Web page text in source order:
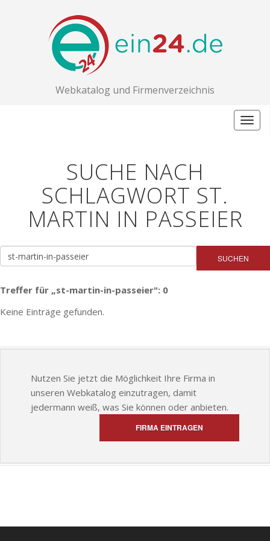
Webkatalog und Firmenverzeichnis
SUCHE NACH
SCHLAGWORT ST.
MARTIN IN PASSEIER
SUCHEN
Treffer für „st-martin-in-passeier": 0
Keine Einträge gefunden.
Nutzen Sie jetzt die Möglichkeit Ihre Firma in
unseren Webkatalog einzutragen, damit
jedermann weiß, was Sie können oder anbieten.
FIRMA EINTRAGEN